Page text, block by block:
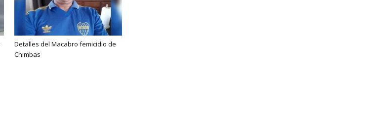
Detalles del Macabro femicidio de
Chimbas